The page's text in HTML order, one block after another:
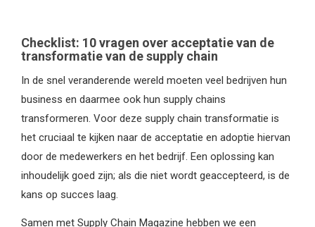
Checklist: 10 vragen over acceptatie van de
transformatie van de supply chain
In de snel veranderende wereld moeten veel bedrijven hun
business en daarmee ook hun supply chains
transformeren. Voor deze supply chain transformatie is
het cruciaal te kijken naar de acceptatie en adoptie hiervan
door de medewerkers en het bedrijf. Een oplossing kan
inhoudelijk goed zijn; als die niet wordt geaccepteerd, is de
kans op succes laag.
Samen met Supply Chain Magazine hebben we een